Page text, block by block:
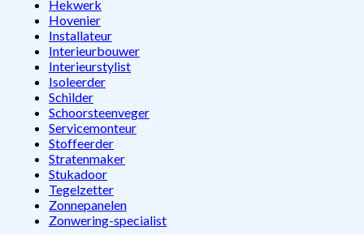
Hekwerk
Hovenier
Installateur
Interieurbouwer
Interieurstylist
Isoleerder
Schilder
Schoorsteenveger
Servicemonteur
Stoffeerder
Stratenmaker
Stukadoor
Tegelzetter
Zonnepanelen
Zonwering-specialist